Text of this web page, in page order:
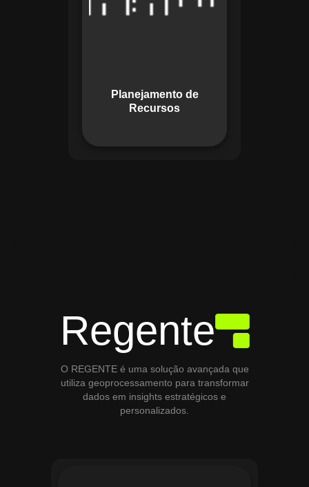
Planejamento de
Recursos
garante o uso
promovendo
Regente
O REGENTE é uma solução avançada que
utiliza geoprocessamento para transformar
dados em insights estratégicos e
personalizados.